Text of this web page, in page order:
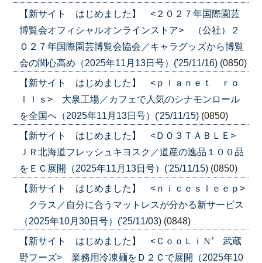
【新サイト はじめました】 <２０２７年国際園芸
博覧会オフィシャルオンラインストア> （公社）２
０２７年国際園芸博覧会協会／キャラグッズから博覧
会の関心高め（2025年11月13日号）('25/11/16) (0850)
【新サイト はじめました】 <ｐｌａｎｅｔ ｒｏ
ｌｌｓ> 大泉工場／カフェで人気のシナモンロール
を全国へ（2025年11月13日号）('25/11/15) (0850)
【新サイト はじめました】 <ＤＯ３ＴＡＢＬＥ>
ＪＲ北海道フレッシュキヨスク／道産の逸品１００品
をＥＣ展開（2025年11月13日号）('25/11/15) (0850)
【新サイト はじめました】 <ｎｉｃｅｓｌｅｅｐ>
クラス／自分に合うマットレスが分かる新サービス
（2025年10月30日号）('25/11/03) (0848)
【新サイト はじめました】 <ＣｏｏＬｉＮ’ 武蔵
野フーズ> 業務用冷凍麺をＤ２Ｃで展開（2025年10